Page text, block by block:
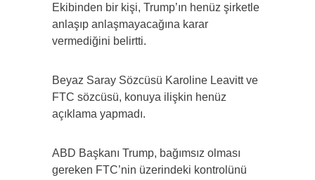
Ekibinden bir kişi, Trump’ın henüz şirketle
anlaşıp anlaşmayacağına karar
vermediğini belirtti.
Beyaz Saray Sözcüsü Karoline Leavitt ve
FTC sözcüsü, konuya ilişkin henüz
açıklama yapmadı.
ABD Başkanı Trump, bağımsız olması
gereken FTC’nin üzerindeki kontrolünü